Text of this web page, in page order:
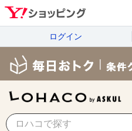
ログイン